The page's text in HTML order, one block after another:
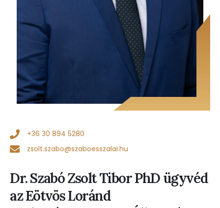
‭+36 30 894 5280‬
zsolt.szabo@szaboesszalai.hu
Dr. Szabó Zsolt Tibor PhD ügyvéd
az Eötvös Loránd